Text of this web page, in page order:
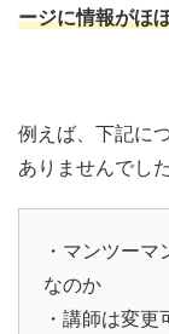
ージに情報がほ
例えば、下記に
ありませんでした
・マンツー
なのか
・講師は変